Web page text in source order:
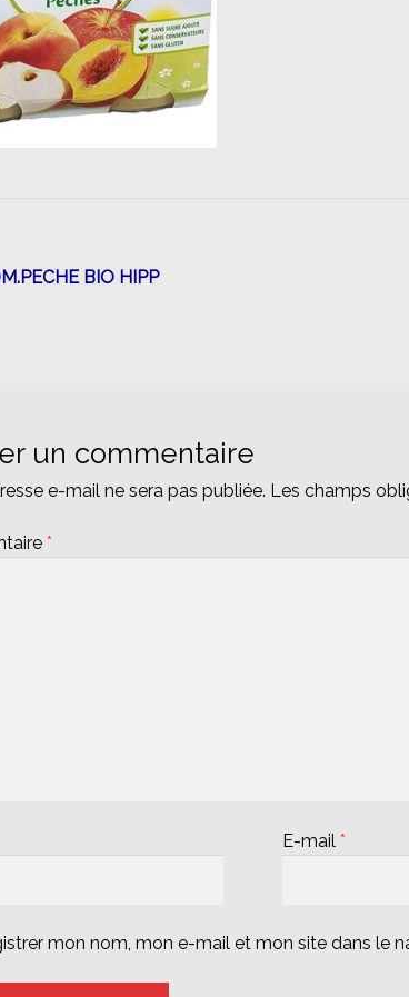
BIO HIPP
un commentaire
e-mail ne sera pas publiée. Les champs
*
E-mail *
mon nom, mon e-mail et mon site dans le